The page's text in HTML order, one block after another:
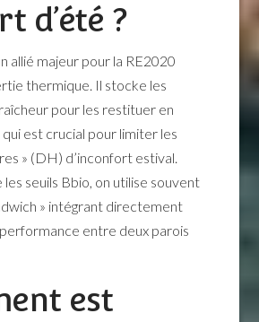
d’été ?
allié majeur pour la RE2020
thermique. Il stocke les
pour les restituer en
qui est crucial pour limiter les
» (DH) d’inconfort estival.
seuils Bbio, on utilise souvent
» intégrant directement
entre deux parois
est